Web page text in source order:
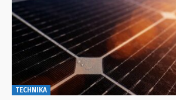
TECHNIKA